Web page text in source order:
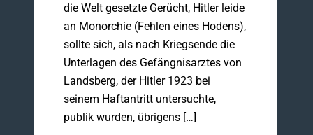
die Welt gesetzte Gerücht, Hitler leide
an Monorchie (Fehlen eines Hodens),
sollte sich, als nach Kriegsende die
Unterlagen des Gefängnisarztes von
Landsberg, der Hitler 1923 bei
seinem Haftantritt untersuchte,
publik wurden, übrigens […]